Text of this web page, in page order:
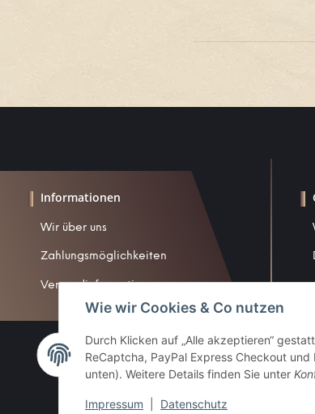
Informationen
Wir über uns
Zahlungsmöglichkeiten
Versandinformationen
Wie wir Cookies & Co nutzen
Durch Klicken auf „Alle akzeptieren“
ReCaptcha, PayPal Express Checkout
unten). Weitere Details finden Sie unter
Impressum Datenschutz